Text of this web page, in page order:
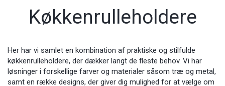
Køkkenrulleholdere
Her har vi samlet en kombination af praktiske og stilfulde
køkkenrulleholdere, der dækker langt de fleste behov. Vi har
løsninger i forskellige farver og materialer såsom træ og metal,
samt en række designs, der giver dig mulighed for at vælge om